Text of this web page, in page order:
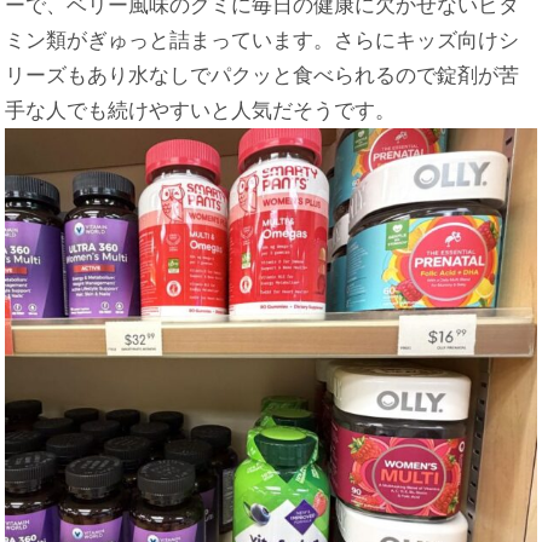
ーで、ベリー風味のグミに毎日の健康に欠かせないビタ
ミン類がぎゅっと詰まっています。さらにキッズ向けシ
リーズもあり水なしでパクッと食べられるので錠剤が苦
手な人でも続けやすいと人気だそうです。